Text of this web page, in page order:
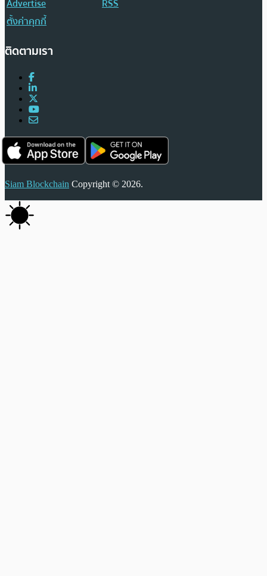
Advertise
RSS
ตั้งค่าคุกกี้
ติดตามเรา
Siam Blockchain Copyright © 2026.